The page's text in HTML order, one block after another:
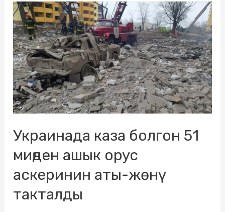
Украинада каза болгон 51
миңден ашык орус
аскеринин аты-жөнү
такталды